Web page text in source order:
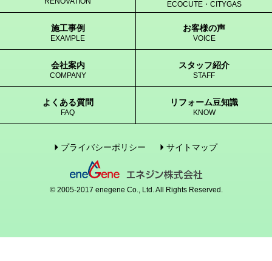
ECOCUTE・CITYGAS
施工事例
EXAMPLE
お客様の声
VOICE
会社案内
COMPANY
スタッフ紹介
STAFF
よくある質問
FAQ
リフォーム豆知識
KNOW
プライバシーポリシー サイトマップ
© 2005-2017 enegene Co., Ltd. All Rights Reserved.